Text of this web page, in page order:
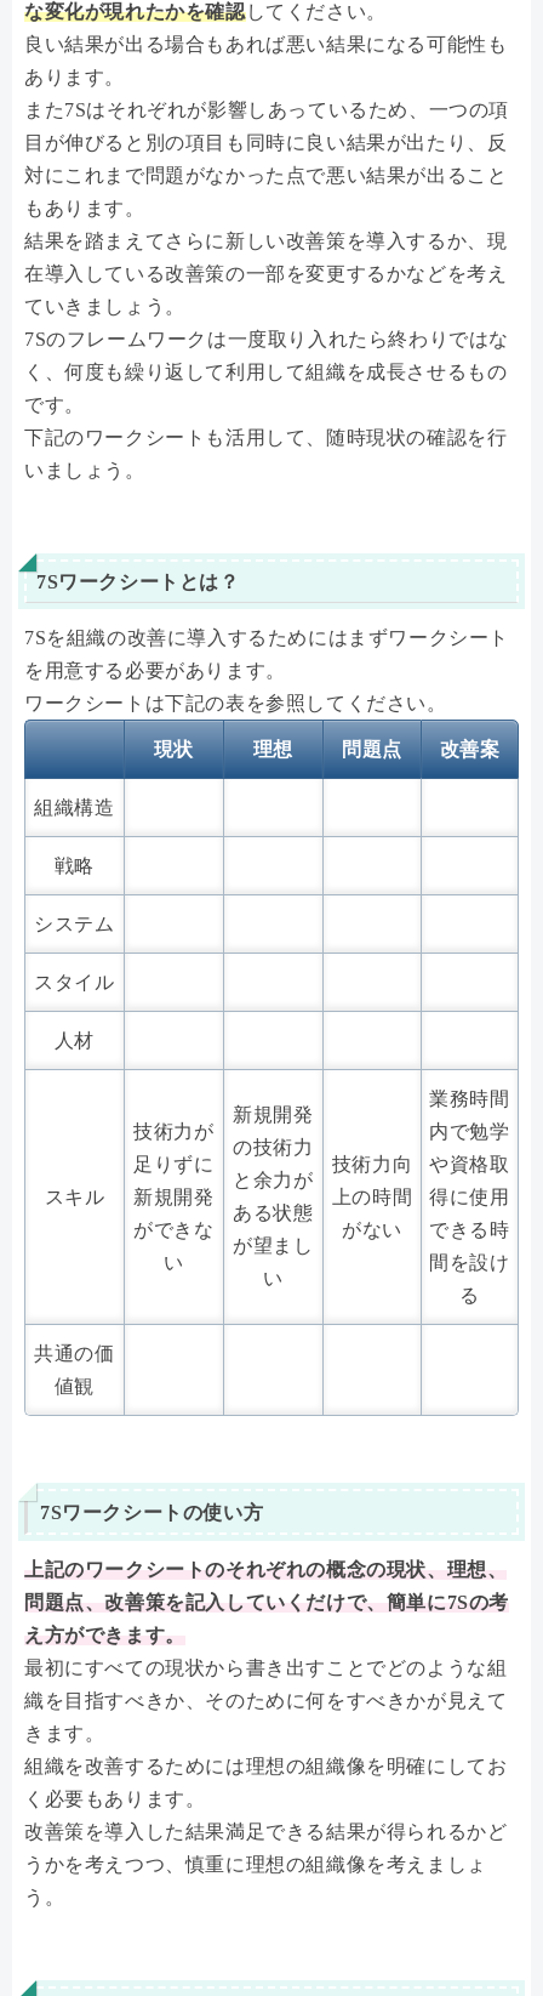
な変化が現れたかを確認してください。
良い結果が出る場合もあれば悪い結果になる可能性も
あります。
また7Sはそれぞれが影響しあっているため、一つの項
目が伸びると別の項目も同時に良い結果が出たり、反
対にこれまで問題がなかった点で悪い結果が出ること
もあります。
結果を踏まえてさらに新しい改善策を導入するか、現
在導入している改善策の一部を変更するかなどを考え
ていきましょう。
7Sのフレームワークは一度取り入れたら終わりではな
く、何度も繰り返して利用して組織を成長させるもの
です。
下記のワークシートも活用して、随時現状の確認を行
いましょう。
7Sワークシートとは？
7Sを組織の改善に導入するためにはまずワークシート
を用意する必要があります。
ワークシートは下記の表を参照してください。
現状 理想 問題点 改善案
組織構造
戦略
システム
スタイル
人材
スキル
技術力が
足りずに
新規開発
ができな
い
新規開発
の技術力
と余力が
ある状態
が望まし
い
技術力向
上の時間
がない
業務時間
内で勉学
や資格取
得に使用
できる時
間を設け
る
共通の価
値観
7Sワークシートの使い方
上記のワークシートのそれぞれの概念の現状、理想、
問題点、改善策を記入していくだけで、簡単に7Sの考
え方ができます。
最初にすべての現状から書き出すことでどのような組
織を目指すべきか、そのために何をすべきかが見えて
きます。
組織を改善するためには理想の組織像を明確にしてお
く必要もあります。
改善策を導入した結果満足できる結果が得られるかど
うかを考えつつ、慎重に理想の組織像を考えましょ
う。